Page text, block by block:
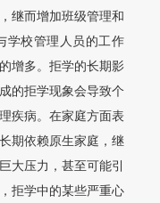
继而增加班级管理和
学校管理人员的工作
增多。拒学的长期影
的拒学现象会导致个
疾病。在家庭方面表
期依赖原生家庭，继
大压力，甚至可能引
拒学中的某些严重心